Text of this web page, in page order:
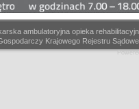
ambulatoryjna opieka
Krajowego Rejestru